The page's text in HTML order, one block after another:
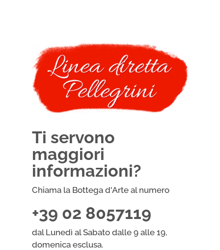
Ti servono
maggiori
informazioni?
Chiama la Bottega d'Arte al numero
+39 02 8057119
dal Lunedì al Sabato dalle 9 alle 19,
domenica esclusa.